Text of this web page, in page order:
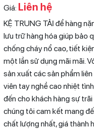
Giá: Liên hệ
KỆ TRUNG TẢI để hàng
lưu trữ hàng hóa giúp bảo
chống cháy nổ cao, tiết
một lần sử dụng mãi mãi.
sản xuất các sản phẩm
viên tay nghề cao nhiệt
đến cho khách hàng sự
chúng tôi cam kết mang
chất lượng nhất, giá thành